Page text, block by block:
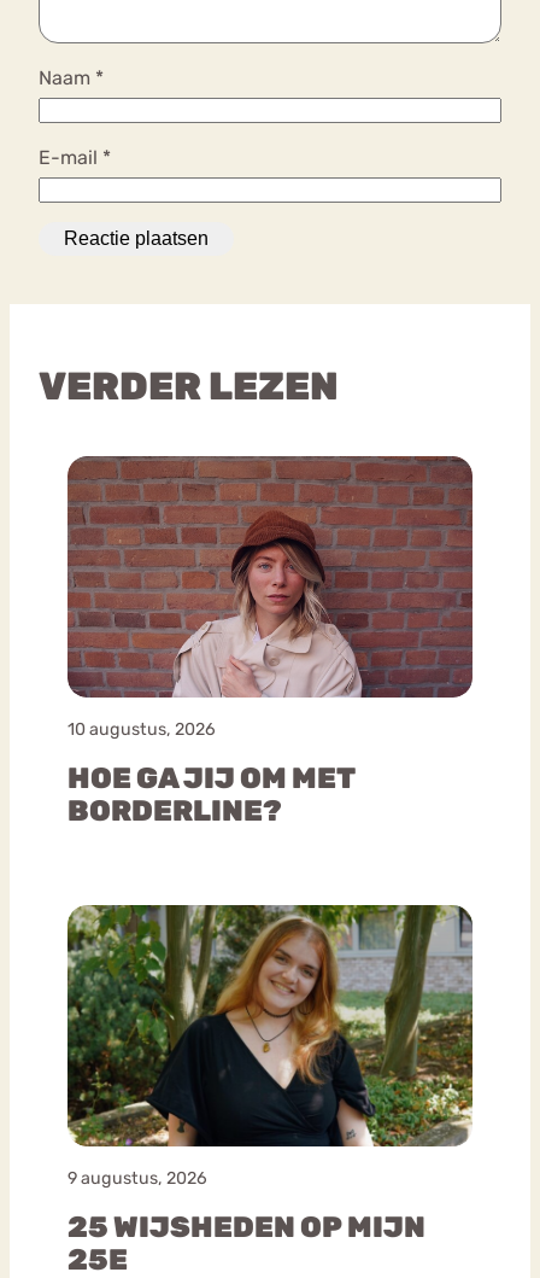
Naam *
E-mail *
VERDER LEZEN
10 augustus, 2026
HOE GA JIJ OM MET
BORDERLINE?
9 augustus, 2026
25 WIJSHEDEN OP MIJN
25E